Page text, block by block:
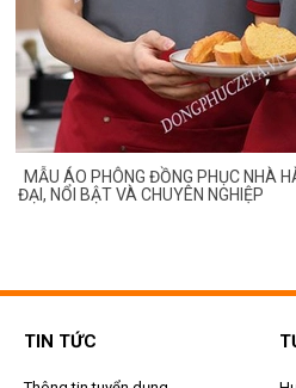
MẪU ÁO PHÔNG ĐỒNG PHỤC NHÀ
ĐẠI, NỔI BẬT VÀ CHUYÊN NGHIỆP
TIN TỨC